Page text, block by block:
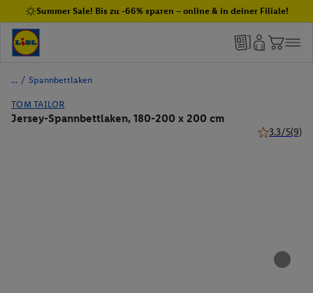
Summer Sale! Bis zu -66% sparen – online & in deiner Filiale!
/ Spannbettlaken
TOM TAILOR
Jersey-Spannbettlaken, 180-200 x 200 cm
3.3/5(9)